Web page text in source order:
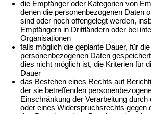
die Empfänger oder Kategorien von
denen die personenbezogenen Daten
sind oder noch offengelegt werden,
Empfängern in Drittländern oder bei
Organisationen
falls möglich die geplante Dauer, für
personenbezogenen Daten
dies nicht möglich ist, die Kriterien für
Dauer
das Bestehen eines Rechts auf
der sie betreffenden
Einschränkung der Verarbeitung durch
oder eines Widerspruchsrechts gegen